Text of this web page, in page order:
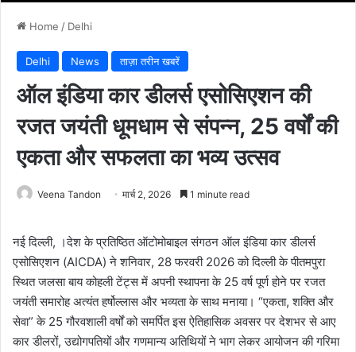
Home / Delhi
Delhi News ताज़ा तरीन खबरें
ऑल इंडिया कार डीलर्स एसोसिएशन की
रजत जयंती धूमधाम से संपन्न, 25 वर्षों की
एकता और सफलता का भव्य उत्सव
Veena Tandon मार्च 2, 2026 1 minute read
नई दिल्ली, ।देश के प्रतिष्ठित ऑटोमोबाइल संगठन ऑल इंडिया कार डीलर्स
एसोसिएशन (AICDA) ने शनिवार, 28 फरवरी 2026 को दिल्ली के पीतमपुरा
स्थित जलसा बाय कोहली टेंट्स में अपनी स्थापना के 25 वर्ष पूर्ण होने पर रजत
जयंती समारोह अत्यंत हर्षोल्लास और भव्यता के साथ मनाया। “एकता, शक्ति और
सेवा” के 25 गौरवशाली वर्षों को समर्पित इस ऐतिहासिक अवसर पर देशभर से आए
कार डीलरों, उद्योगपतियों और गणमान्य अतिथियों ने भाग लेकर आयोजन की गरिमा